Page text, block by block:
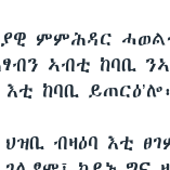
ምምሕዳር
ኣብቲ ከባቢ
ከባቢ
ብዛዕባ እቲ